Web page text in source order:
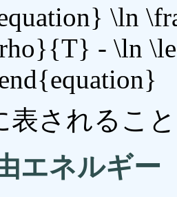
\ln
- \ln
表されるこ
エネルギー